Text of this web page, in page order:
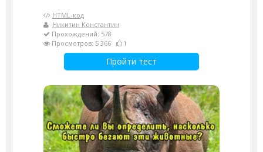
HTML-код
Никитин Константин
Прохождений: 578
Просмотров: 5 366
1
Пройти тест